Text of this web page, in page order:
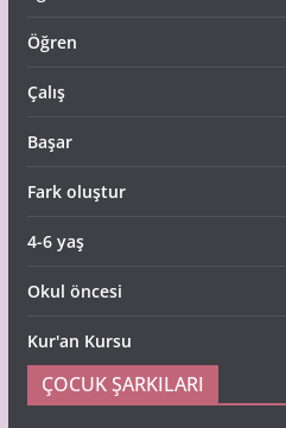
Öğren
Çalış
Başar
Fark oluştur
4-6 yaş
Okul öncesi
Kur'an Kursu
ÇOCUK ŞARKILARI